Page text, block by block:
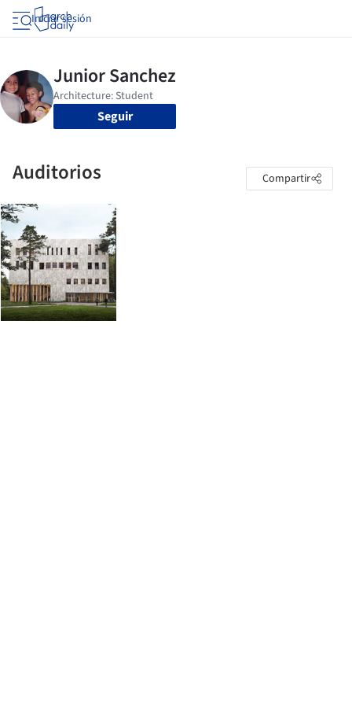
Iniciar sesión
Seguir
Auditorios Compartir